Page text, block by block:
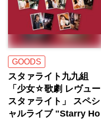
GOODS
スタァライト九九組
「少女☆歌劇 レヴュー
スタァライト」 スペシ
ャルライブ "Starry Ho